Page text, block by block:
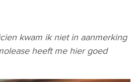
kwam ik niet in aanmerking
heeft me hier goed